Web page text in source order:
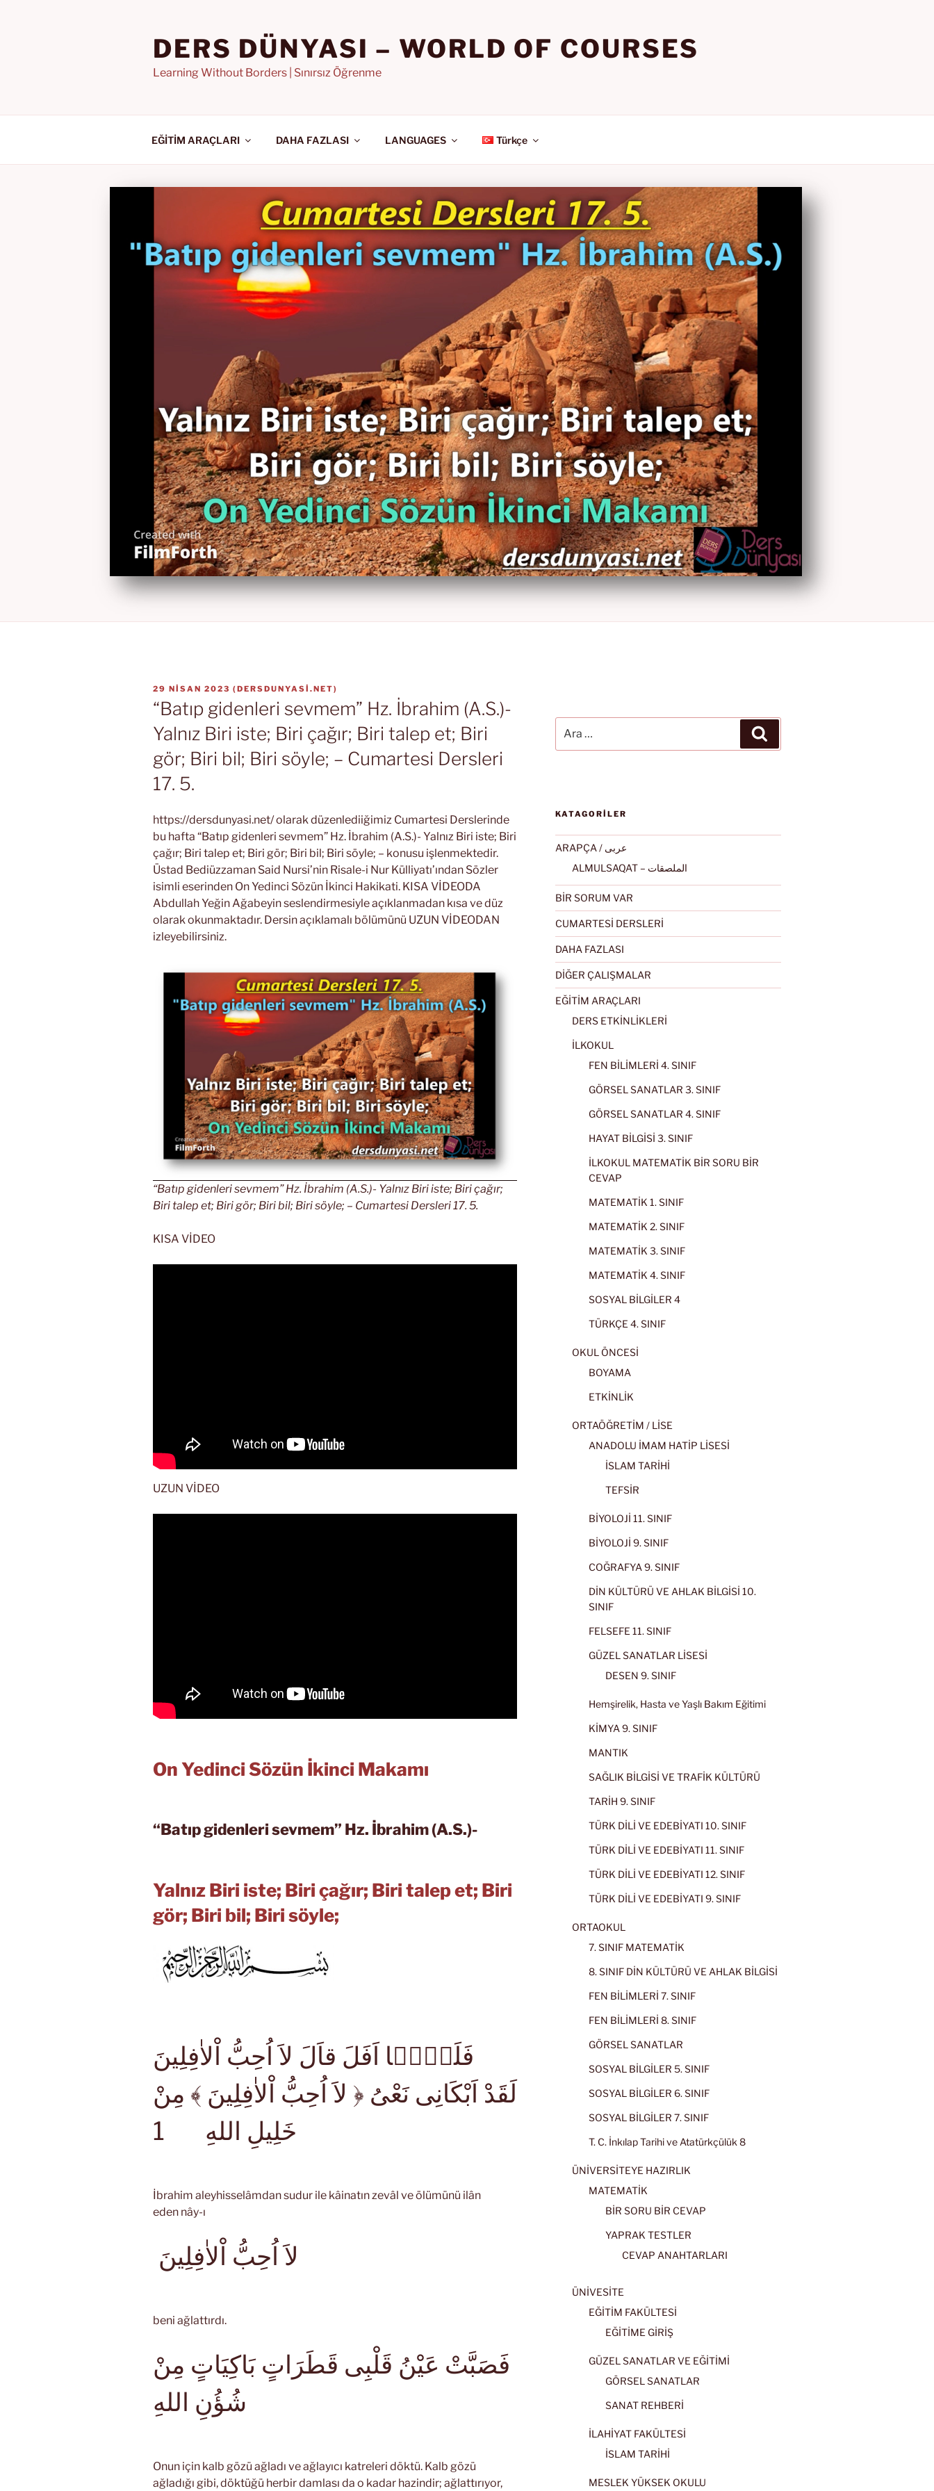
DERS DÜNYASI – WORLD OF COURSES
Learning Without Borders | Sınırsız Öğrenme
EĞİTİM ARAÇLARI DAHA FAZLASI LANGUAGES Türkçe
YAYIM
TARIHI
29 NISAN 2023 (DERSDUNYASI.NET)
“Batıp gidenleri sevmem” Hz. İbrahim (A.S.)-
Yalnız Biri iste; Biri çağır; Biri talep et; Biri
gör; Biri bil; Biri söyle; – Cumartesi Dersleri
17. 5.
https://dersdunyasi.net/ olarak düzenlediiğimiz Cumartesi Derslerinde
bu hafta “Batıp gidenleri sevmem” Hz. İbrahim (A.S.)- Yalnız Biri iste; Biri
çağır; Biri talep et; Biri gör; Biri bil; Biri söyle; – konusu işlenmektedir.
Üstad Bediüzzaman Said Nursi’nin Risale-i Nur Külliyatı’ından Sözler
isimli eserinden On Yedinci Sözün İkinci Hakikati. KISA VİDEODA
Abdullah Yeğin Ağabeyin seslendirmesiyle açıklanmadan kısa ve düz
olarak okunmaktadır. Dersin açıklamalı bölümünü UZUN VİDEODAN
izleyebilirsiniz.
“Batıp gidenleri sevmem” Hz. İbrahim (A.S.)- Yalnız Biri iste; Biri çağır;
Biri talep et; Biri gör; Biri bil; Biri söyle; – Cumartesi Dersleri 17. 5.
KISA VİDEO
UZUN VİDEO
On Yedinci Sözün İkinci Makamı
“Batıp gidenleri sevmem” Hz. İbrahim (A.S.)-
Yalnız Biri iste; Biri çağır; Biri talep et; Biri
gör; Biri bil; Biri söyle;
فَلَمَّۤا اَفَلَ قاَلَ لاَ اُحِبُّ اْلاٰفِلِينَ
لَقَدْ اَبْكَانِى نَعْىُ ﴿ لاَ اُحِبُّ اْلاٰفِلِينَ ﴾ مِنْ
خَلِيلِ اللهِ
1
İbrahim aleyhisselâmdan sudur ile kâinatın zevâl ve ölümünü ilân
eden nây-ı
beni ağlattırdı.
فَصَبَّتْ عَيْنُ قَلْبِى قَطَرَاتٍ بَاكِيَاتٍ مِنْ
شُؤُنِ اللهِ
Onun için kalb gözü ağladı ve ağlayıcı katreleri döktü. Kalb gözü
ağladığı gibi, döktüğü herbir damlası da o kadar hazindir; ağlattırıyor,
KATAGORİLER
ARAPÇA / عربى
ALMULSAQAT – الملصقات
BİR SORUM VAR
CUMARTESİ DERSLERİ
DAHA FAZLASI
DİĞER ÇALIŞMALAR
EĞİTİM ARAÇLARI
DERS ETKİNLİKLERİ
İLKOKUL
FEN BİLİMLERİ 4. SINIF
GÖRSEL SANATLAR 3. SINIF
GÖRSEL SANATLAR 4. SINIF
HAYAT BİLGİSİ 3. SINIF
İLKOKUL MATEMATİK BİR SORU BİR
CEVAP
MATEMATİK 1. SINIF
MATEMATİK 2. SINIF
MATEMATİK 3. SINIF
MATEMATİK 4. SINIF
SOSYAL BİLGİLER 4
TÜRKÇE 4. SINIF
OKUL ÖNCESİ
BOYAMA
ETKİNLİK
ORTAÖĞRETİM / LİSE
ANADOLU İMAM HATİP LİSESİ
İSLAM TARİHİ
TEFSİR
BİYOLOJİ 11. SINIF
BİYOLOJİ 9. SINIF
COĞRAFYA 9. SINIF
DİN KÜLTÜRÜ VE AHLAK BİLGİSİ 10.
SINIF
FELSEFE 11. SINIF
GÜZEL SANATLAR LİSESİ
DESEN 9. SINIF
Hemşirelik, Hasta ve Yaşlı Bakım Eğitimi
KİMYA 9. SINIF
MANTIK
SAĞLIK BİLGİSİ VE TRAFİK KÜLTÜRÜ
TARİH 9. SINIF
TÜRK DİLİ VE EDEBİYATI 10. SINIF
TÜRK DİLİ VE EDEBİYATI 11. SINIF
TÜRK DİLİ VE EDEBİYATI 12. SINIF
TÜRK DİLİ VE EDEBİYATI 9. SINIF
ORTAOKUL
7. SINIF MATEMATİK
8. SINIF DİN KÜLTÜRÜ VE AHLAK BİLGİSİ
FEN BİLİMLERİ 7. SINIF
FEN BİLİMLERİ 8. SINIF
GÖRSEL SANATLAR
SOSYAL BİLGİLER 5. SINIF
SOSYAL BİLGİLER 6. SINIF
SOSYAL BİLGİLER 7. SINIF
T. C. İnkılap Tarihi ve Atatürkçülük 8
ÜNİVERSİTEYE HAZIRLIK
MATEMATİK
BİR SORU BİR CEVAP
YAPRAK TESTLER
CEVAP ANAHTARLARI
ÜNİVESİTE
EĞİTİM FAKÜLTESİ
EĞİTİME GİRİŞ
GÜZEL SANATLAR VE EĞİTİMİ
GÖRSEL SANATLAR
SANAT REHBERİ
İLAHİYAT FAKÜLTESİ
İSLAM TARİHİ
MESLEK YÜKSEK OKULU